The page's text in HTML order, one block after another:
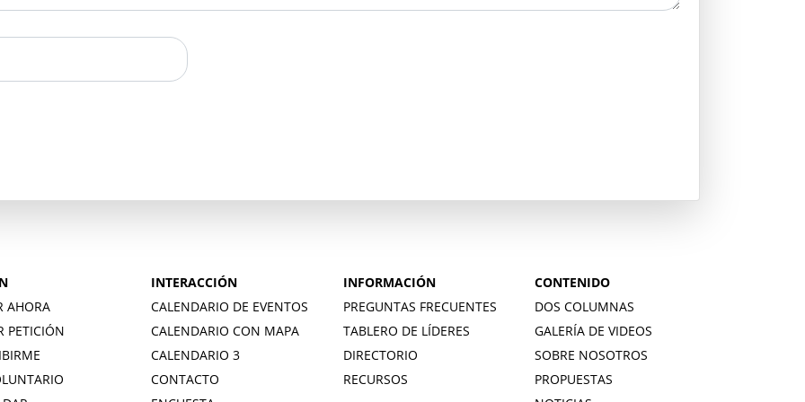
AHORA
PETICIÓN
INTERACCIÓN
CALENDARIO DE EVENTOS
CALENDARIO CON MAPA
CALENDARIO 3
CONTACTO
INFORMACIÓN
PREGUNTAS FRECUENTES
TABLERO DE LÍDERES
DIRECTORIO
RECURSOS
CONTENIDO
DOS COLUMNAS
GALERÍA DE VIDEOS
SOBRE NOSOTROS
PROPUESTAS